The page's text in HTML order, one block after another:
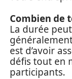
Combien de
La durée
est d’avoir
défis tout en
participants.